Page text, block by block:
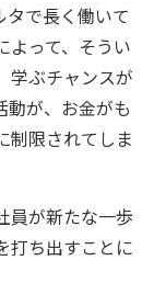
で長く働いて
よって、そうい
学ぶチャンスが
動が、お金がも
制限されてしま
員が新たな一歩
打ち出すことに